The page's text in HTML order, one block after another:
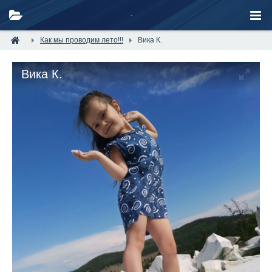
Как мы проводим лето!!! Вика К.
Вика К.